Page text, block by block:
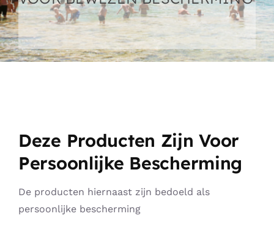
Shop – Bescherming huisdieren
Producten (alles)
Memon werking
Memon bedrijf
Deze Producten Zijn Voor
Persoonlijke Bescherming
De producten hiernaast zijn bedoeld als
persoonlijke bescherming